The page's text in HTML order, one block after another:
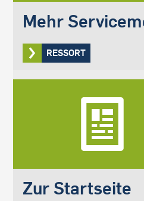
Mehr
RESSORT
Zur Startseite